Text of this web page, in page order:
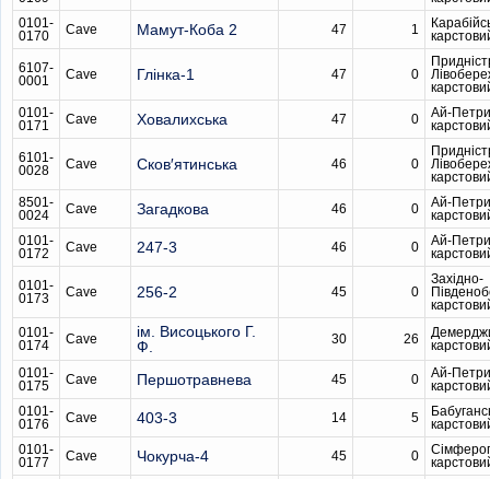
0101-
0170
Cave Мамут-Коба 2 47 1
6107-
0001
Cave Глінка-1 47 0
0101-
0171
Cave Ховалихська 47 0
Ай-
6101-
0028
Cave Сков′ятинська 46 0
8501-
0024
Cave Загадкова 46 0
Ай-
0101-
0172
Cave 247-3 46 0
Ай-
0101-
0173
Cave 256-2 45 0
Західно-
0101-
0174
Cave
ім. Висоцького Г.
Ф.
30 26
0101-
0175
Cave Першотравнева 45 0
Ай-
0101-
0176
Cave 403-3 14 5
0101-
0177
Cave Чокурча-4 45 0